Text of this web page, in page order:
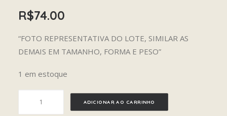
R$74.00
“FOTO REPRESENTATIVA DO LOTE, SIMILAR AS
DEMAIS EM TAMANHO, FORMA E PESO”
1 em estoque
ADICIONAR AO CARRINHO